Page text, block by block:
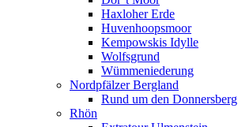
Haxloher Erde
Huvenhoopsmoor
Kempowskis Idylle
Wolfsgrund
Wümmeniederung
Nordpfälzer Bergland
Rund um den Donnersberg
Rhön